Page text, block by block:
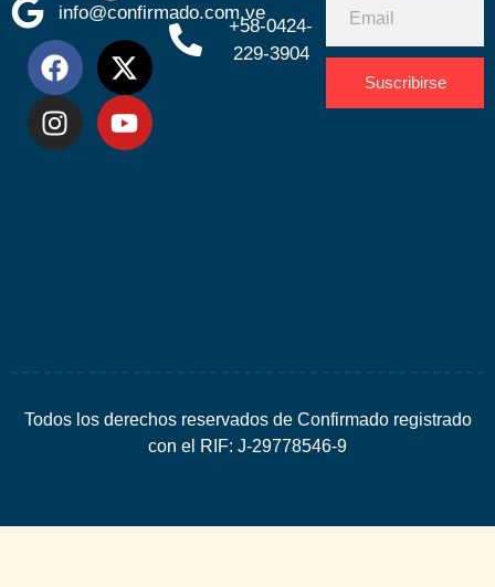
info@confirmado.com.ve
+58-0424-
229-3904
Suscribirse
Todos los derechos reservados de Confirmado registrado
con el RIF: J-29778546-9